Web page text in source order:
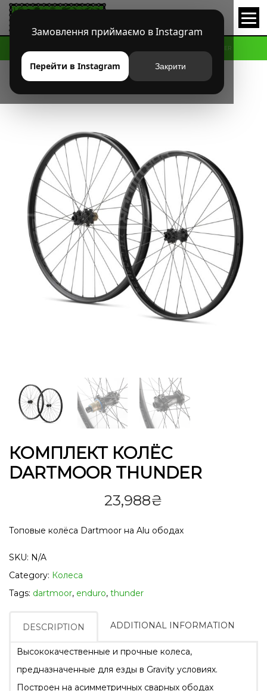
Замовлення приймаємо в Instagram
Перейти в Instagram Закрити
КОМПЛЕКТ КОЛЁС DARTMOOR THUNDER
КОМПЛЕКТ КОЛЁС
DARTMOOR THUNDER
23,988₴
Топовые колёса Dartmoor на Alu ободах
SKU: N/A
Category: Колеса
Tags: dartmoor, enduro, thunder
DESCRIPTION ADDITIONAL INFORMATION
Высококачественные и прочные колеса,
предназначенные для езды в Gravity условиях.
Построен на асимметричных сварных ободах